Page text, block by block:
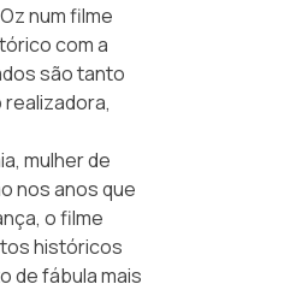
num filme
com a
são tanto
mulher de
nos anos que
o filme
históricos
de fábula mais